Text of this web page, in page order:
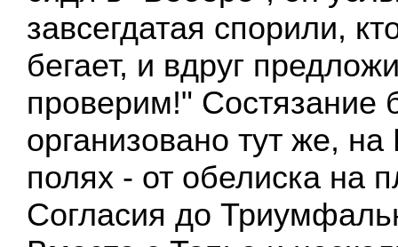
завсегдатая спорили,
бегает, и вдруг
проверим!" Состязание
организовано тут же, на
полях - от обелиска на
Согласия до